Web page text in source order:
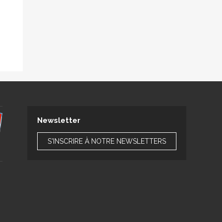
Newsletter
S'INSCRIRE À NOTRE NEWSLETTERS